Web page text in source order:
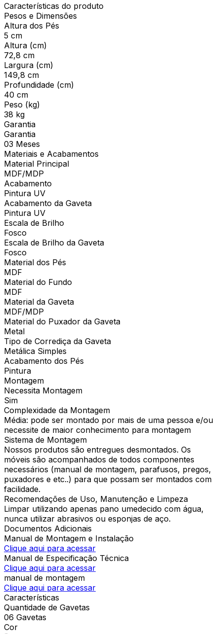
Características do produto
Pesos e Dimensões
Altura dos Pés
5 cm
Altura (cm)
72,8 cm
Largura (cm)
149,8 cm
Profundidade (cm)
40 cm
Peso (kg)
38 kg
Garantia
Garantia
03 Meses
Materiais e Acabamentos
Material Principal
MDF/MDP
Acabamento
Pintura UV
Acabamento da Gaveta
Pintura UV
Escala de Brilho
Fosco
Escala de Brilho da Gaveta
Fosco
Material dos Pés
MDF
Material do Fundo
MDF
Material da Gaveta
MDF/MDP
Material do Puxador da Gaveta
Metal
Tipo de Corrediça da Gaveta
Metálica Simples
Acabamento dos Pés
Pintura
Montagem
Necessita Montagem
Sim
Complexidade da Montagem
Média: pode ser montado por mais de uma pessoa e/ou
necessite de maior conhecimento para montagem
Sistema de Montagem
Nossos produtos são entregues desmontados. Os
móveis são acompanhados de todos componentes
necessários (manual de montagem, parafusos, pregos,
puxadores e etc..) para que possam ser montados com
facilidade.
Recomendações de Uso, Manutenção e Limpeza
Limpar utilizando apenas pano umedecido com água,
nunca utilizar abrasivos ou esponjas de aço.
Documentos Adicionais
Manual de Montagem e Instalação
Clique aqui para acessar
Manual de Especificação Técnica
Clique aqui para acessar
manual de montagem
Clique aqui para acessar
Características
Quantidade de Gavetas
06 Gavetas
Cor